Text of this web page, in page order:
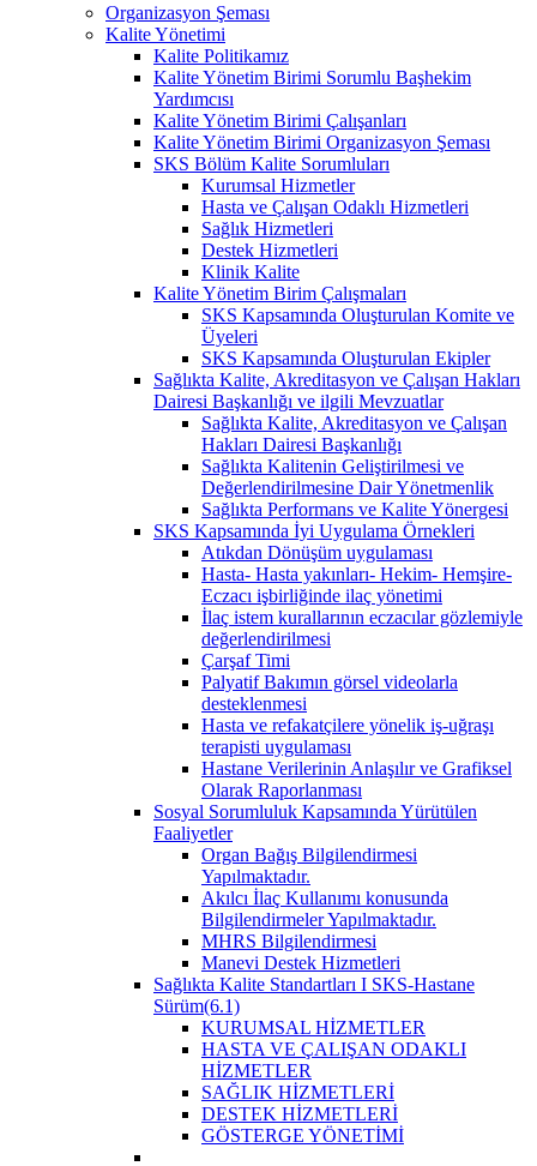
Organizasyon Şeması
Kalite Yönetimi
Kalite Politikamız
Kalite Yönetim Birimi Sorumlu Başhekim
Yardımcısı
Kalite Yönetim Birimi Çalışanları
Kalite Yönetim Birimi Organizasyon Şeması
SKS Bölüm Kalite Sorumluları
Kurumsal Hizmetler
Hasta ve Çalışan Odaklı Hizmetleri
Sağlık Hizmetleri
Destek Hizmetleri
Klinik Kalite
Kalite Yönetim Birim Çalışmaları
SKS Kapsamında Oluşturulan Komite ve
Üyeleri
SKS Kapsamında Oluşturulan Ekipler
Sağlıkta Kalite, Akreditasyon ve Çalışan Hakları
Dairesi Başkanlığı ve ilgili Mevzuatlar
Sağlıkta Kalite, Akreditasyon ve Çalışan
Hakları Dairesi Başkanlığı
Sağlıkta Kalitenin Geliştirilmesi ve
Değerlendirilmesine Dair Yönetmenlik
Sağlıkta Performans ve Kalite Yönergesi
SKS Kapsamında İyi Uygulama Örnekleri
Atıkdan Dönüşüm uygulaması
Hasta- Hasta yakınları- Hekim- Hemşire-
Eczacı işbirliğinde ilaç yönetimi
İlaç istem kurallarının eczacılar gözlemiyle
değerlendirilmesi
Çarşaf Timi
Palyatif Bakımın görsel videolarla
desteklenmesi
Hasta ve refakatçilere yönelik iş-uğraşı
terapisti uygulaması
Hastane Verilerinin Anlaşılır ve Grafiksel
Olarak Raporlanması
Sosyal Sorumluluk Kapsamında Yürütülen
Faaliyetler
Organ Bağış Bilgilendirmesi
Yapılmaktadır.
Akılcı İlaç Kullanımı konusunda
Bilgilendirmeler Yapılmaktadır.
MHRS Bilgilendirmesi
Manevi Destek Hizmetleri
Sağlıkta Kalite Standartları I SKS-Hastane
Sürüm(6.1)
KURUMSAL HİZMETLER
HASTA VE ÇALIŞAN ODAKLI
HİZMETLER
SAĞLIK HİZMETLERİ
DESTEK HİZMETLERİ
GÖSTERGE YÖNETİMİ